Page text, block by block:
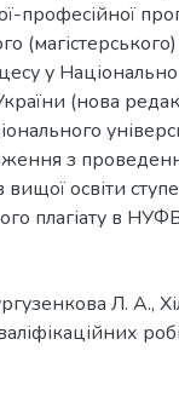
професійної
(магістерського)
у
(нова
з
освіти
плагіату в
Л. А.,